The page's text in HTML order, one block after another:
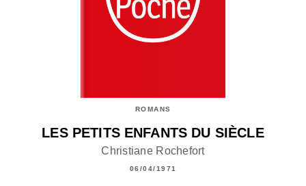
ROMANS
LES PETITS ENFANTS DU SIÈCLE
Christiane Rochefort
06/04/1971